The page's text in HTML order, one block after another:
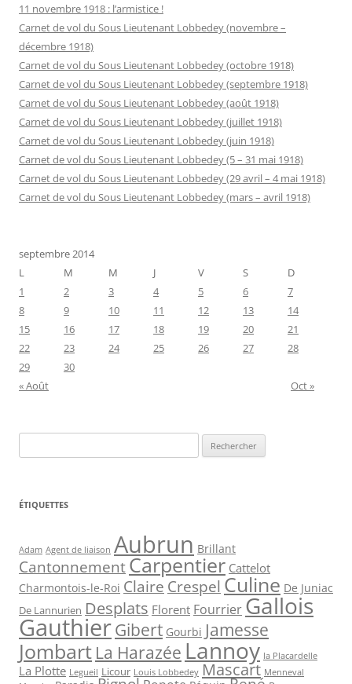
11 novembre 1918 : l’armistice !
Carnet de vol du Sous Lieutenant Lobbedey (novembre –
décembre 1918)
Carnet de vol du Sous Lieutenant Lobbedey (octobre 1918)
Carnet de vol du Sous Lieutenant Lobbedey (septembre 1918)
Carnet de vol du Sous Lieutenant Lobbedey (août 1918)
Carnet de vol du Sous Lieutenant Lobbedey (juillet 1918)
Carnet de vol du Sous Lieutenant Lobbedey (juin 1918)
Carnet de vol du Sous Lieutenant Lobbedey (5 – 31 mai 1918)
Carnet de vol du Sous Lieutenant Lobbedey (29 avril – 4 mai 1918)
Carnet de vol du Sous Lieutenant Lobbedey (mars – avril 1918)
septembre 2014
L
M M J V S
D
1
2 3 4 5 6
7
8
9 10 11 12 13
14
15
16 17 18 19 20
21
22
23 24 25 26 27
28
29
30
« Août
Oct »
ÉTIQUETTES
Adam Agent de liaison Aubrun Brillant
CantonnementCarpentier Cattelot
Charmontois-le-Roi Claire Crespel Culine De Juniac
De Lannurien Desplats Florent FourrierGallois
GauthierGibert Gourbi Jamesse
Jombart La Harazée Lannoy la Placardelle
La Plotte Legueil Licour Louis Lobbedey Mascart Menneval